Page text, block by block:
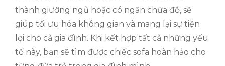
thành giường ngủ hoặc có ngăn chứa đồ, sẽ
giúp tối ưu hóa không gian và mang lại sự tiện
lợi cho cả gia đình. Khi kết hợp tất cả những yếu
tố này, bạn sẽ tìm được chiếc sofa hoàn hảo cho